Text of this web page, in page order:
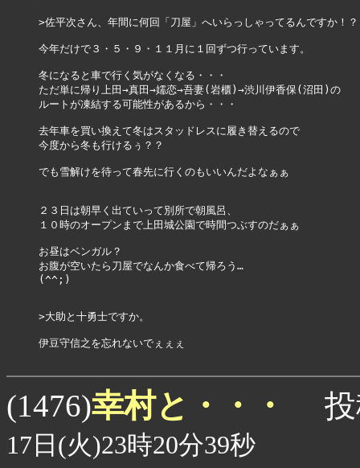
>佐平次さん、年間に何回「刀屋」へいらっしゃってるんですか！？
今年だけで３・５・９・１１月に１回ずつ行っています。
冬になると車で行く気がなくなる・・・
ただ単に帰り上田→真田→嬬恋→吾妻(岩櫃)→渋川伊香保(沼田)の
ルートが凍結する可能性があるから・・・
去年車を買い換えて冬はスタッドレスに履き替えるので
今度から冬も行けるぅ？？
でも雪解けを待って春先に行くのもいいんだよなぁぁ
２３日は朝早く出ていって別所で朝風呂、
１０時のオープンまで上田城公園で時間つぶすのだぁぁ
お昼はベンガル？
お腹が空いたら刀屋でなんか食べて帰ろう…
(^^;)
>大助と十勇士ですか。
伊豆守信之を忘れないでぇぇぇ
(1476)幸村と・・・ 投
17日(火)23時20分39秒